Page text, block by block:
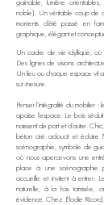
noble). Un véritable coup de
moments d’été passé en
graphique, élégant et
Un cadre de vie idyllique, où
Des lignes de visions
Un lieu ou chaque espace vit
sur-mesure.
Penser l’intégralité du mobilier
apaise l’espace. Le bois
naissent de part et d’autre.
béton ciré adoucit et éclaire
scénographie, symbole de
où nous apercevons une
place à une scénographie
accueille et invitent à entrer.
naturelle, à la fois tamisée,
évidence. Chez Élodie Ricord,